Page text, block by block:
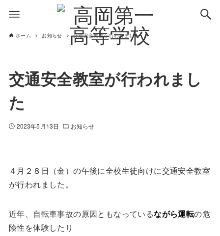
ホーム お知らせ 交通安全教室が行われました
交通安全教室が行われまし
た
2023年5月13日 お知らせ
４月２８日（金）の午後に全校生徒向けに交通安全教室
が行われました。
近年、自転車事故の原因ともなっているながら運転の危
険性を体験したり